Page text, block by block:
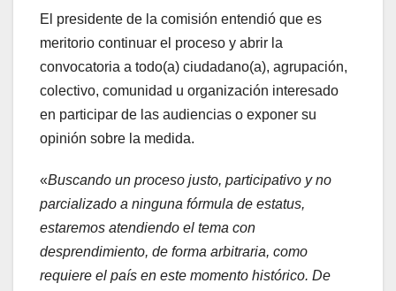
El presidente de la comisión entendió que es
meritorio continuar el proceso y abrir la
convocatoria a todo(a) ciudadano(a), agrupación,
colectivo, comunidad u organización interesado
en participar de las audiencias o exponer su
opinión sobre la medida.
«Buscando un proceso justo, participativo y no
parcializado a ninguna fórmula de estatus,
estaremos atendiendo el tema con
desprendimiento, de forma arbitraria, como
requiere el país en este momento histórico. De